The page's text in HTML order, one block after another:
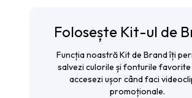
Folosește Kit-ul de
Funcția noastră Kit de Brand îți
salvezi culorile și fonturile favorite
accesezi ușor când faci
promoționale.